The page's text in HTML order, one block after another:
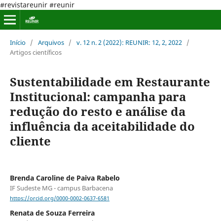
#revistareunir #reunir
Início / Arquivos / v. 12 n. 2 (2022): REUNIR: 12, 2, 2022 /
Artigos científicos
Sustentabilidade em Restaurante
Institucional: campanha para
redução do resto e análise da
influência da aceitabilidade do
cliente
Brenda Caroline de Paiva Rabelo
IF Sudeste MG - campus Barbacena
https://orcid.org/0000-0002-0637-6581
Renata de Souza Ferreira